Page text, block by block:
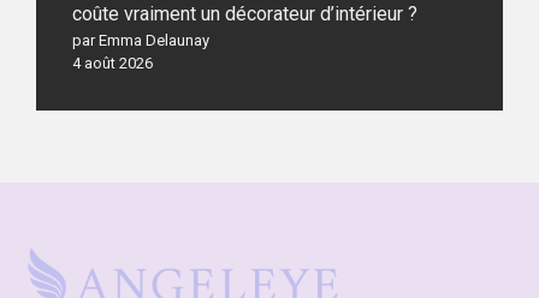
coûte vraiment un décorateur d’intérieur ?
par Emma Delaunay
4 août 2026